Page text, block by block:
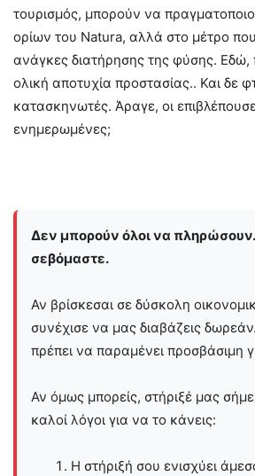
τουρισμός, μπορούν να
ορίων του Natura, αλλά στο μέτρο που
ανάγκες διατήρησης της φύσης.
ολική αποτυχία προστασίας.. Και δε
κατασκηνωτές. Άραγε, οι
ενημερωμένες;
Δεν μπορούν όλοι να πληρώσουν.
σεβόμαστε.
Αν βρίσκεσαι σε δύσκολη
συνέχισε να μας διαβάζεις
πρέπει να παραμένει προσβάσιμη
Αν όμως μπορείς, στήριξέ μας
καλοί λόγοι για να το κάνεις:
Η στήριξή σου ενισχύει